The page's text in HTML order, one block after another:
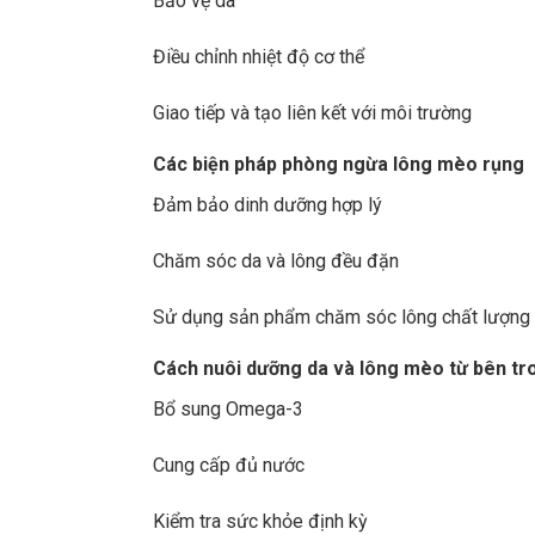
Điều chỉnh nhiệt độ cơ thể
Giao tiếp và tạo liên kết với môi trường
Các biện pháp phòng ngừa lông mèo rụng
Đảm bảo dinh dưỡng hợp lý
Chăm sóc da và lông đều đặn
Sử dụng sản phẩm chăm sóc lông chất lượng
Cách nuôi dưỡng da và lông mèo từ bên
Bổ sung Omega-3
Cung cấp đủ nước
Kiểm tra sức khỏe định kỳ